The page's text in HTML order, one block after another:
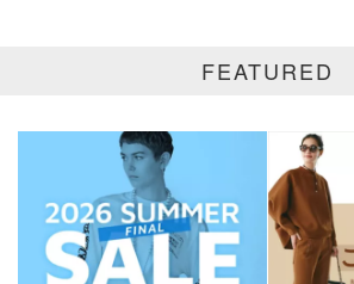
ベージュ ブラウン
イエロー レッド
FEATURED